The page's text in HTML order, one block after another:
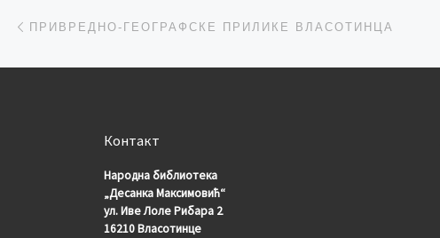
Post navigation
ПРИВРЕДНО-ГЕОГРАФСКЕ ПРИЛИКЕ ВЛАСОТИНЦА
Контакт
Народна библиотека
„Десанка Максимовић“
ул. Иве Лоле Рибара 2
16210 Власотинце